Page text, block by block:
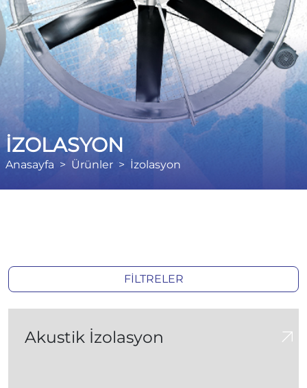
İZOLASYON
Anasayfa Ürünler İzolasyon
FİLTRELER
Akustik İzolasyon